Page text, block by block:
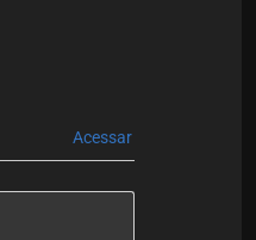
Acessar